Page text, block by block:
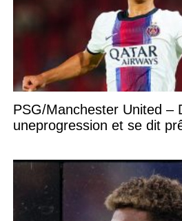
PSG/Manchester United –
uneprogression et se dit